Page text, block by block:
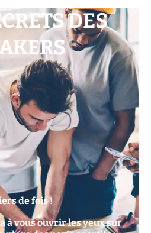
DES
de fois !
à vous ouvrir les yeux sur